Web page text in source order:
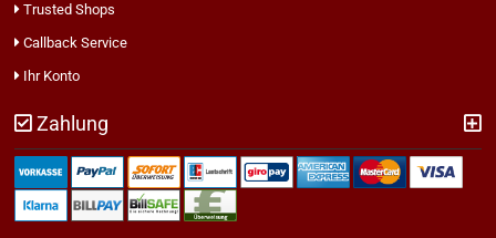
Trusted Shops
Callback Service
Ihr Konto
Zahlung